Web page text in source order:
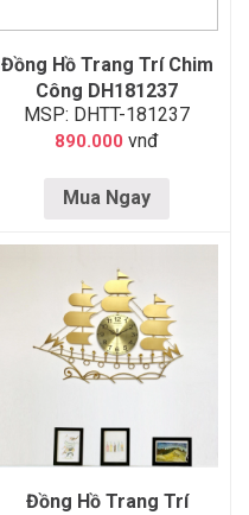
Đồng Hồ Trang Trí Chim
Công DH181237
MSP: DHTT-181237
890.000 vnđ
Mua Ngay
Đồng Hồ Trang Trí